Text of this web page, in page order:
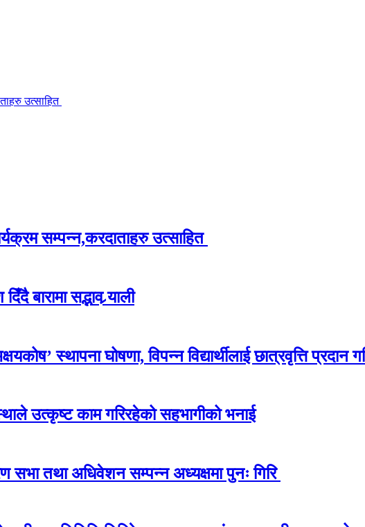
उत्साहित
सम्पन्न,करदाताहरु उत्साहित
बारामा सद्भाव र्‍याली
स्थापना घोषणा, विपन्न विद्यार्थीलाई छात्रवृत्ति प्रदान
उत्कृष्ट काम गरिरहेको सहभागीको भनाई
सभा तथा अधिवेशन सम्पन्न अध्यक्षमा पुनः गिरि